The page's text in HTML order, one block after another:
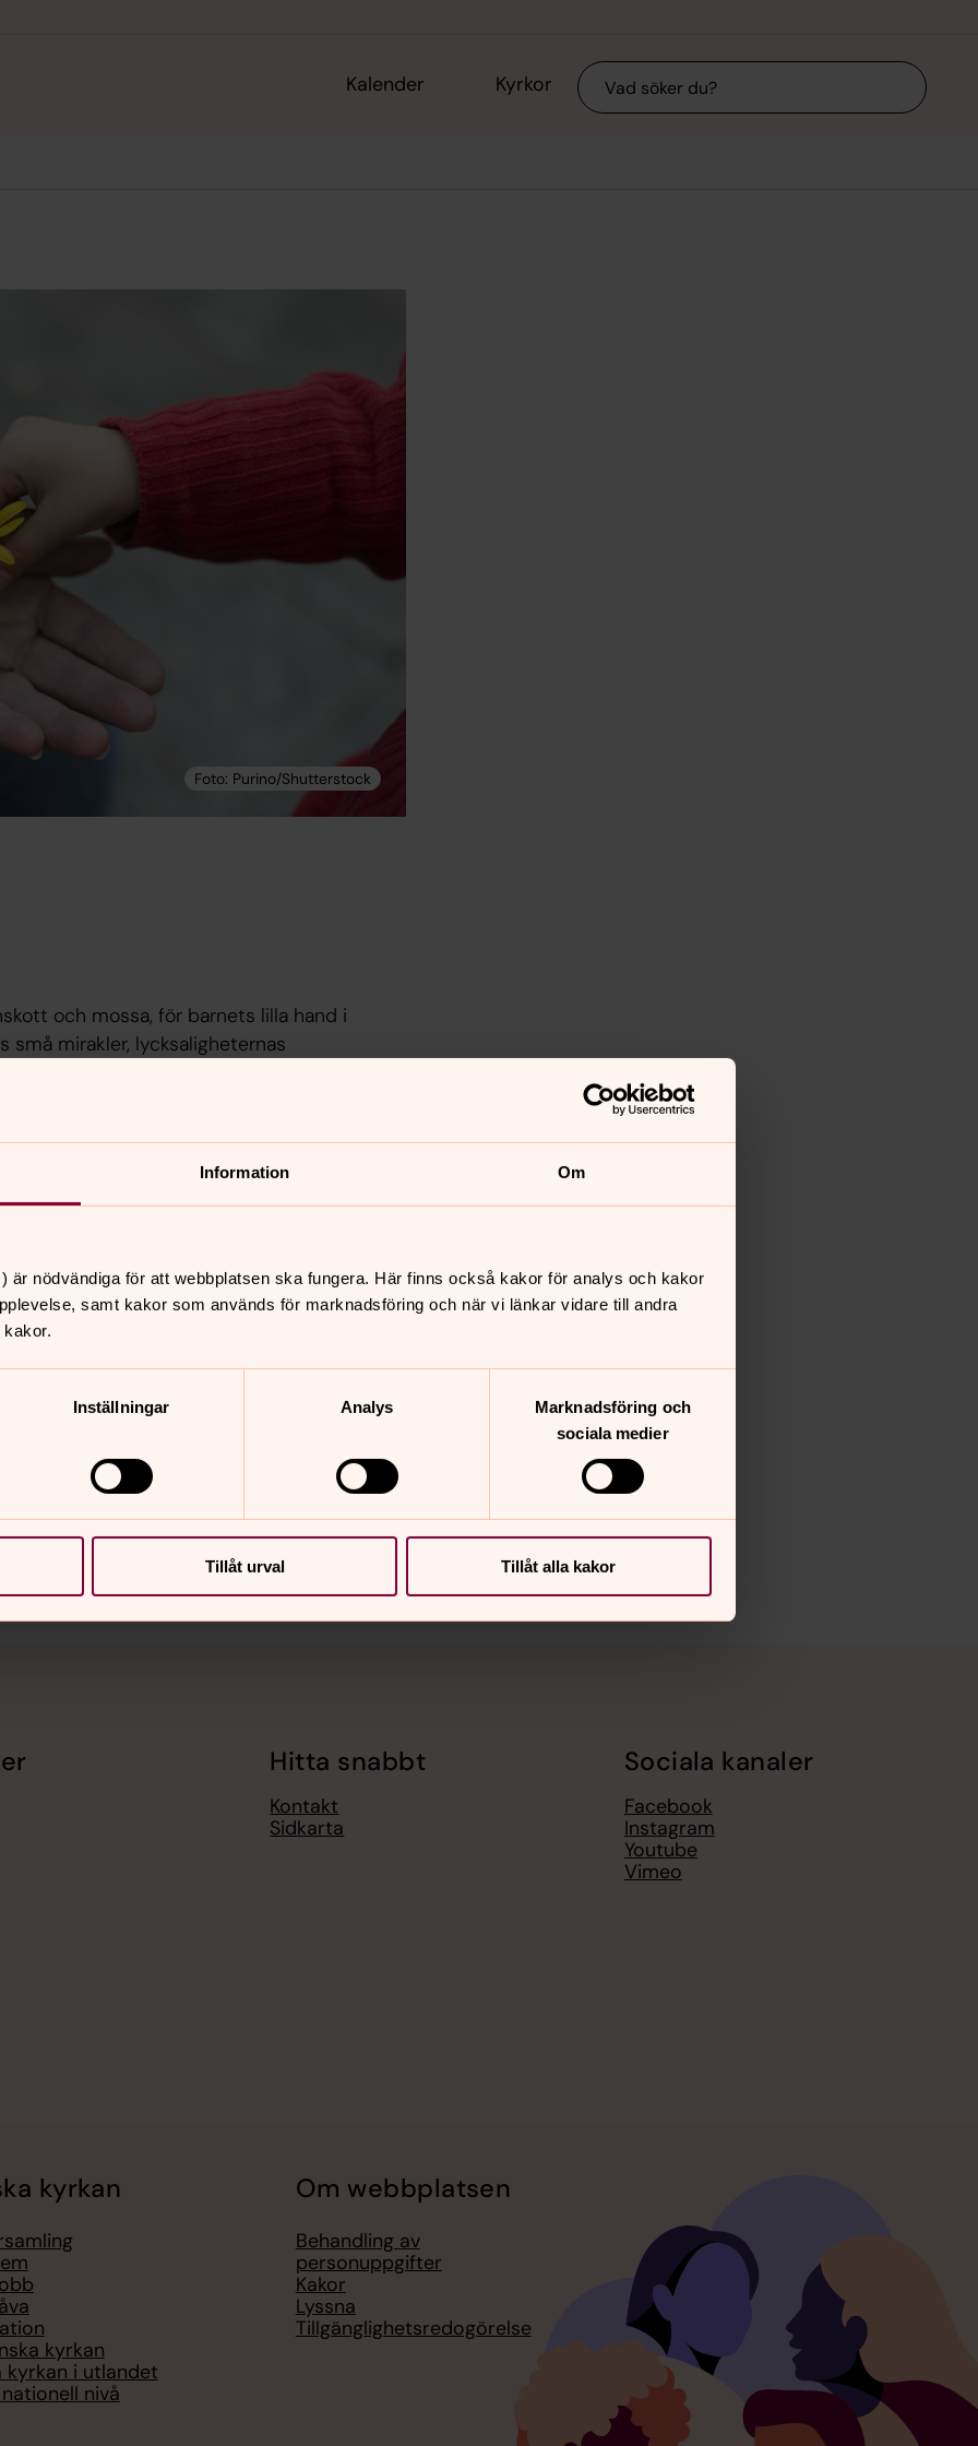
Information Om
är nödvändiga för att webbplatsen ska fungera. Här finns också kakor för analys och kakor
samt kakor som används för marknadsföring och när vi länkar vidare till andra
Inställningar Analys
Marknadsföring och
sociala medier
Tillåt urval Tillåt alla kakor
Kalender Kyrkor Sök
och mossa, för barnets lilla hand i
mirakler, lycksaligheternas
en gud.
gott i din skapelse.
Hitta snabbt
Kontakt
Sidkarta
Sociala kanaler
Facebook
Instagram
Youtube
Vimeo
kyrkan
kyrkan
kyrkan i utlandet
nivå
Om webbplatsen
Behandling av
personuppgifter
Kakor
Lyssna
Tillgänglighetsredogörelse